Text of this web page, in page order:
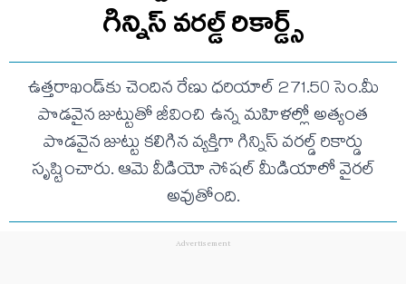
గిన్నిస్ వరల్డ్ రికార్డ్స్
ఉత్తరాఖండ్‌కు చెందిన రేణు ధరియాల్ 271.50 సెం.మీ
పొడవైన జుట్టుతో జీవించి ఉన్న మహిళల్లో అత్యంత
పొడవైన జుట్టు కలిగిన వ్యక్తిగా గిన్నిస్ వరల్డ్ రికార్డు
సృష్టించారు. ఆమె వీడియో సోషల్ మీడియాలో వైరల్
అవుతోంది.